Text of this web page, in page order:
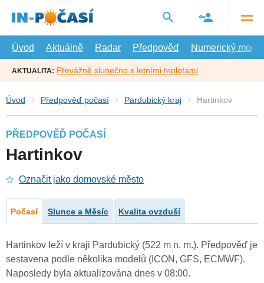
hlavní
Úvod
Aktuálně Radar Předpověď Numerický model
AKTUALITA: Převážně slunečno s letními teplotami
Úvod Předpověď počasí Pardubický kraj Hartinkov
PŘEDPOVĚĎ POČASÍ
Hartinkov
Označit jako domovské město
Počasí Slunce a Měsíc Kvalita ovzduší
Hartinkov leží v kraji Pardubický (522 m n. m.). Předpověď je
sestavena podle několika modelů (ICON, GFS, ECMWF).
Naposledy byla aktualizována dnes v 08:00.